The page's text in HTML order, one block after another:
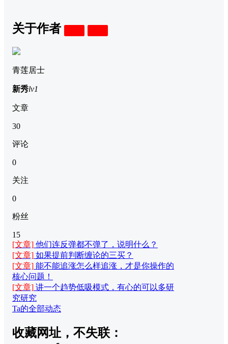
关于作者
青莲居士
新秀lv1
文章
30
评论
0
关注
0
粉丝
15
[文章] 他们连反弹都不弹了，说明什么？
[文章] 如果提前判断缠论的三买？
[文章] 能不能追涨怎么样追涨，才是你操作的
核心问题！
[文章] 讲一个趋势低吸模式，有心的可以多研
究研究
Ta的全部动态
收藏网址，不失联：